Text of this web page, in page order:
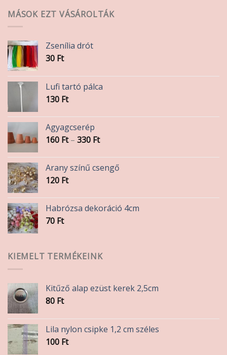
MÁSOK EZT VÁSÁROLTÁK
Zsenília drót
30 Ft
Lufi tartó pálca
130 Ft
Agyagcserép
160 Ft – 330 FtÁrtartomány:
-
330 Ft
Arany színű csengő
120 Ft
Habrózsa dekoráció 4cm
70 Ft
KIEMELT TERMÉKEINK
Kitűző alap ezüst kerek 2,5cm
80 Ft
Lila nylon csipke 1,2 cm széles
100 Ft